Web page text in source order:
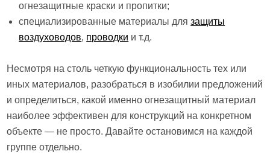
огнезащитные краски и пропитки;
специализированные материалы длязащиты
воздуховодов, проводки и т.д.
Несмотря на столь четкую функциональность тех или
иных материалов, разобраться в изобилии предложений
и определиться, какой именно огнезащитный материал
наиболее эффективен для конструкций на конкретном
объекте — не просто. Давайте остановимся на каждой
группе отдельно.